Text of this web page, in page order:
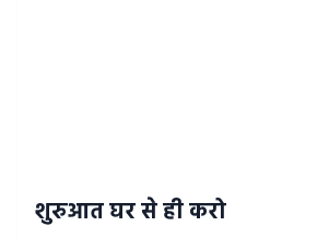
शुरुआत घर से ही करो